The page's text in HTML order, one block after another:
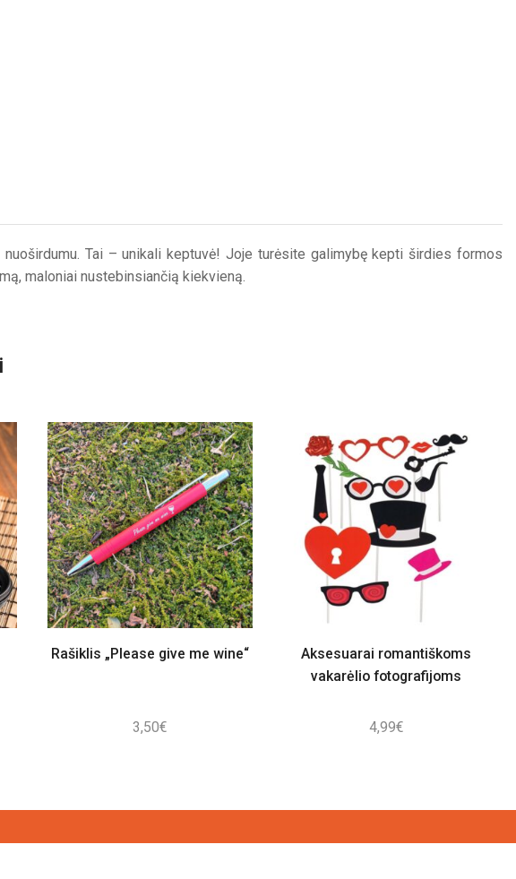
Tai – unikali keptuvė! Joje turėsite galimybę kepti širdies formos
maloniai nustebinsiančią kiekvieną.
Rašiklis „Please give me wine“
3,50€
Aksesuarai romantiškoms
vakarėlio fotografijoms
4,99€